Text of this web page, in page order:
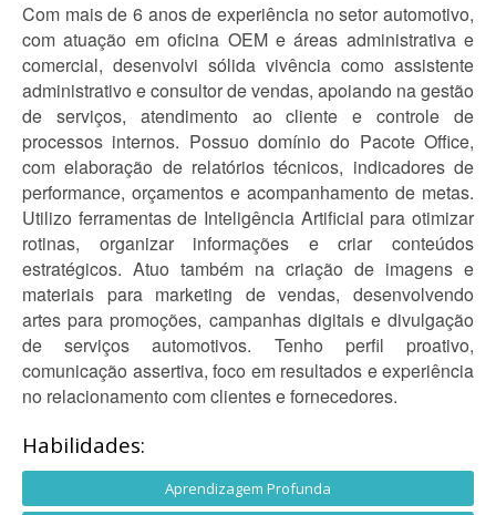
Com mais de 6 anos de experiência no setor automotivo,
com atuação em oficina OEM e áreas administrativa e
comercial, desenvolvi sólida vivência como assistente
administrativo e consultor de vendas, apoiando na gestão
de serviços, atendimento ao cliente e controle de
processos internos. Possuo domínio do Pacote Office,
com elaboração de relatórios técnicos, indicadores de
performance, orçamentos e acompanhamento de metas.
Utilizo ferramentas de Inteligência Artificial para otimizar
rotinas, organizar informações e criar conteúdos
estratégicos. Atuo também na criação de imagens e
materiais para marketing de vendas, desenvolvendo
artes para promoções, campanhas digitais e divulgação
de serviços automotivos. Tenho perfil proativo,
comunicação assertiva, foco em resultados e experiência
no relacionamento com clientes e fornecedores.
Habilidades:
Aprendizagem Profunda